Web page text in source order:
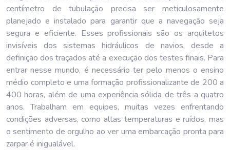
centímetro de tubulação precisa ser meticulosamente
planejado e instalado para garantir que a navegação seja
segura e eficiente. Esses profissionais são os arquitetos
invisíveis dos sistemas hidráulicos de navios, desde a
definição dos traçados até a execução dos testes finais. Para
entrar nesse mundo, é necessário ter pelo menos o ensino
médio completo e uma formação profissionalizante de 200 a
400 horas, além de uma experiência sólida de três a quatro
anos. Trabalham em equipes, muitas vezes enfrentando
condições adversas, como altas temperaturas e ruídos, mas
o sentimento de orgulho ao ver uma embarcação pronta para
zarpar é inigualável.